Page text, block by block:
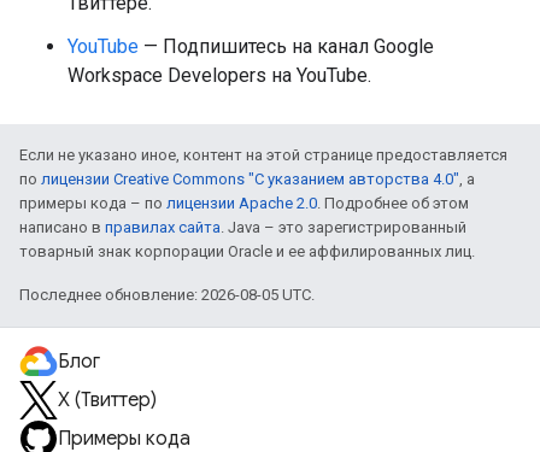
YouTube — Подпишитесь на канал Google
Workspace Developers на YouTube.
Если не указано иное, контент на этой странице предоставляется
по лицензии Creative Commons "С указанием авторства 4.0", а
примеры кода – по лицензии Apache 2.0. Подробнее об этом
написано в правилах сайта. Java – это зарегистрированный
товарный знак корпорации Oracle и ее аффилированных лиц.
Последнее обновление: 2026-08-05 UTC.
Блог
X (Твиттер)
Примеры кода